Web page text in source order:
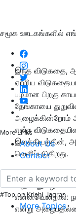
சமூக ஊடகங்களில்
More Links
About Us
Contact
#Top on Krishi Jagran
More Topics
இந்த விடுகதை,
ஏற்றிய
பழமான பிறகு
தேங்காயை
அழைக்கின்றோம்
என்ற
இலக்கியத்தின்,
வெளிப்படுகிறது.
அவ்வாறே
அதாவது பழமான
என்னவென்றால்:
என்று